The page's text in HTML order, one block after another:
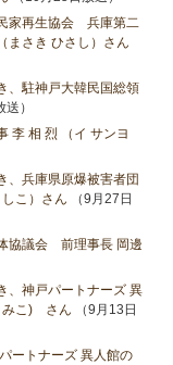
家再生協会 兵庫第二
さき ひさし）さん
、駐神戸大韓民国総領
）
李 相 烈 （イ サンヨ
、兵庫県原爆被害者団
こ）さん （9月27日
協議会 前理事長 岡邊
、神戸パートナーズ 異
こ) さん （9月13日
ートナーズ 異人館の